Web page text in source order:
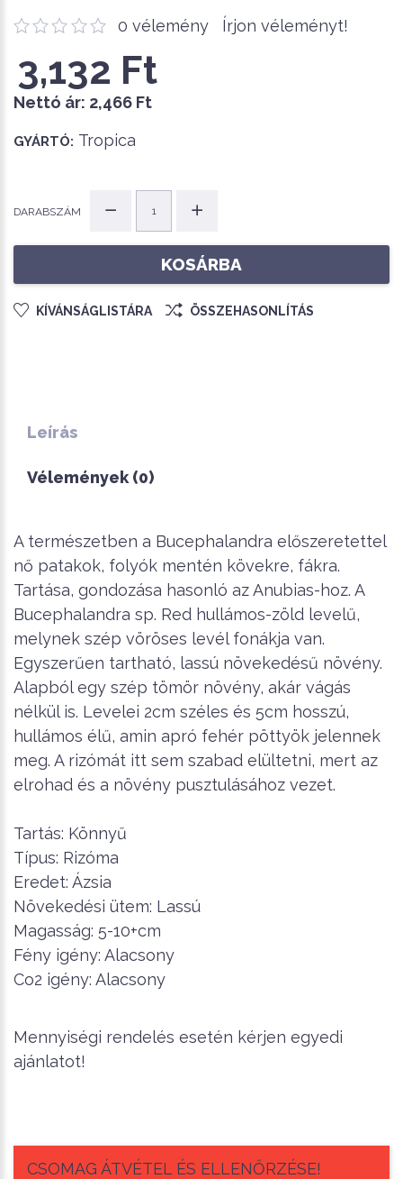
0 vélemény Írjon véleményt!
3,132 Ft
Nettó ár: 2,466 Ft
GYÁRTÓ: Tropica
DARABSZÁM
KOSÁRBA
KÍVÁNSÁGLISTÁRA ÖSSZEHASONLÍTÁS
Leírás
Vélemények (0)
A természetben a Bucephalandra előszeretettel
nő patakok, folyók mentén kövekre, fákra.
Tartása, gondozása hasonló az Anubias-hoz. A
Bucephalandra sp. Red hullámos-zöld levelű,
melynek szép vöröses levél fonákja van.
Egyszerűen tartható, lassú növekedésű növény.
Alapból egy szép tömör növény, akár vágás
nélkül is. Levelei 2cm széles és 5cm hosszú,
hullámos élű, amin apró fehér pöttyök jelennek
meg. A rizómát itt sem szabad elültetni, mert az
elrohad és a növény pusztulásához vezet.
Tartás: Könnyű
Típus: Rizóma
Eredet: Ázsia
Növekedési ütem: Lassú
Magasság: 5-10+cm
Fény igény: Alacsony
Co2 igény: Alacsony
Mennyiségi rendelés esetén kérjen egyedi
ajánlatot!
CSOMAG ÁTVÉTEL ÉS ELLENŐRZÉSE!